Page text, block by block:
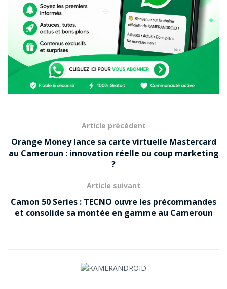
une posture différente : moins spectaculaire, mais
étonnamment pragmatique.
Une présence silencieuse mais
massive
Contrairement à ou
, Visha ne se
présence native lui confère un avantage structurel : il
connaît l’appareil, ses limites matérielles et son
architecture logicielle.
ouverture quasi instantanée des fichiers,
consommation mémoire maîtrisée,
compatibilité étendue des formats vidéo et audio.
Article précédent
Orange Money lance sa carte virtuelle Mastercard
au Cameroun : innovation réelle ou coup marketing
?
Article suivant
Camon 50 Series : TECNO ouvre les précommandes
et consolide sa montée en gamme au Cameroun